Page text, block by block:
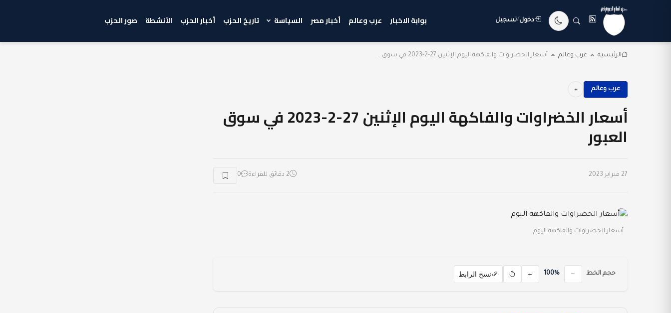
دخول/تسجيل بوابة الاخبار عرب وعالم أخبار مصر السياسة تاريخ الحزب أخبار الحزب الأنشطة صور الحزب
الرئيسية عرب وعالم أسعار الخضراوات والفاكهة اليوم الإثنين 27-2-2023 في سوق...
عرب وعالم
أسعار الخضراوات والفاكهة اليوم الإثنين 27-2-2023 في سوق
العبور
27 فبراير 2023 2 دقائق للقراءة 0
أسعار الخضراوات والفاكهة اليوم
حجم الخط 100% نسخ الرابط